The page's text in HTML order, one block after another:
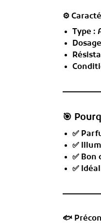
⚙️
Type :
🎯
✅
✅
✅ Bon
✅
🐟